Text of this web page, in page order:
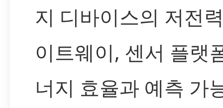
지 디바이스의 저전
이트웨이, 센서 플랫
너지 효율과 예측 가